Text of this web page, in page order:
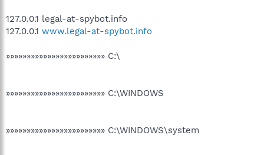
127.0.0.1 legal-at-spybot.info
127.0.0.1 www.legal-at-spybot.info
»»»»»»»»»»»»»»»»»»»»»»»» C:\
»»»»»»»»»»»»»»»»»»»»»»»» C:\WINDOWS
»»»»»»»»»»»»»»»»»»»»»»»» C:\WINDOWS\system